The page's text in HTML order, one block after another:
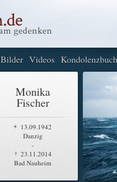
Bilder Videos Kondolenzbuch
Monika
Fischer
13.09.1942
Danzig
-
23.11.2014
Bad Nauheim